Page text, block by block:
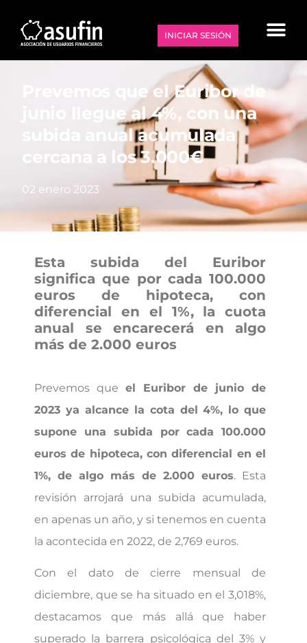
INICIAR SESIÓN
Prevemos que el Euribor de
junio llegue al 4%, con una
subida anual acumulada
cercana a los 3.000€
02 enero 2023
Esta subida del Euribor
significa que por cada 100.000
euros de hipoteca, con
diferencial en el 1%, la cuota
anual se encarecerá en algo
más de 2.000 euros
Prevemos queel Euribor de junio de
2023 ya alcance la cota del 4%, lo que
supone una subida por cada 100.000
euros de hipoteca, con diferencial en el
1%, de algo más de 2.000 euros. Esta
revisión arrojará una subida acumulada,
en apenas un año, y si tenemos en cuenta
la acontecida en 2022, de 2,769 euros.
Con el dato de cierre mensual de
diciembre, que se ha situado en el 3,018%,
destacamos que más allá que haber
superado la barrera psicológica del 3% y